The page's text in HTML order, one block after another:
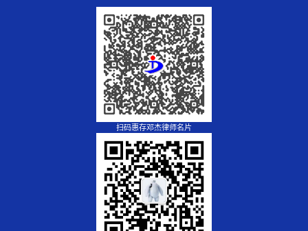
扫码惠存邓杰律师名片